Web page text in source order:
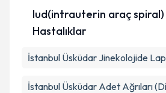
Iud(intrauterin araç spiral)
Hastalıklar
İstanbul Üsküdar Jinekolojide
İstanbul Üsküdar Adet Ağrıları